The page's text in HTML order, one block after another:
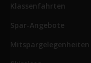
Klassenfahrten
Spar-Angebote
Mitspargelegenheiten